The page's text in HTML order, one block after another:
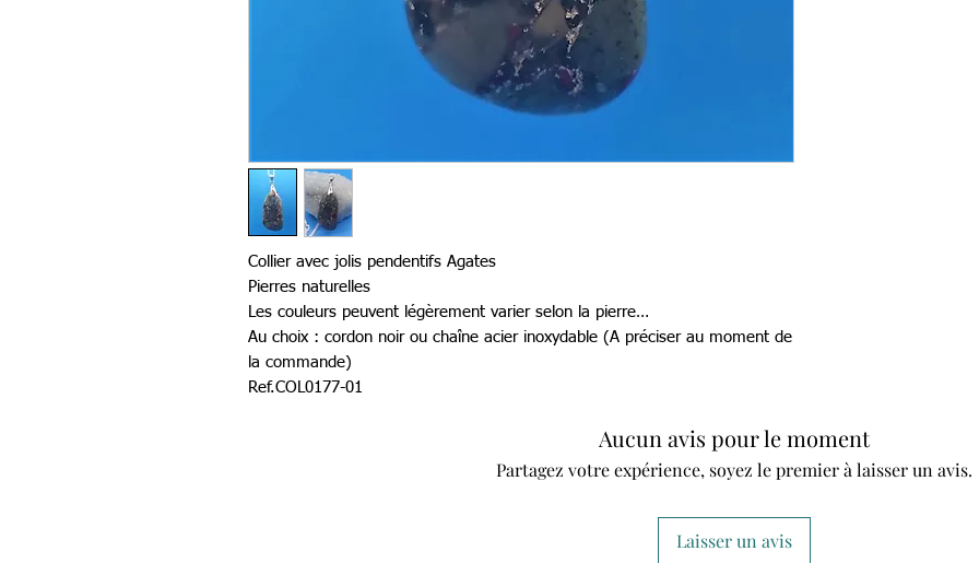
Collier avec jolis pendentifs Agates
Pierres naturelles
Les couleurs peuvent légèrement varier selon la pierre…
Au choix : cordon noir ou chaîne acier inoxydable (A préciser au moment de
la commande)
Ref.COL0177-01
Aucun avis pour le moment
Partagez votre expérience, soyez le premier à laisser un avis.
Laisser un avis